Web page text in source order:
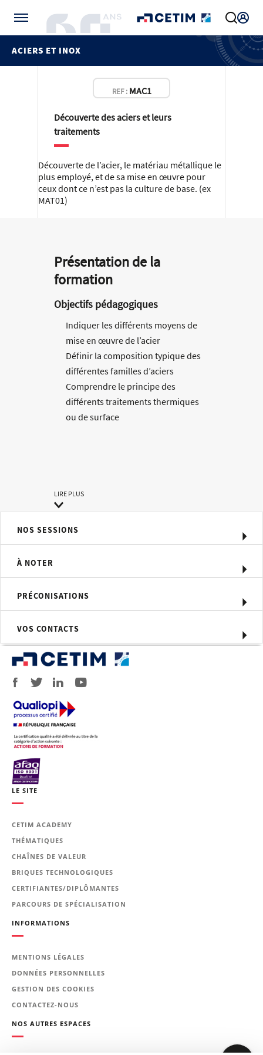
ACIERS ET INOX
REF : MAC1
Découverte des aciers et leurs
traitements
Découverte de l’acier, le matériau métallique le
plus employé, et de sa mise en œuvre pour
ceux dont ce n’est pas la culture de base. (ex
MAT01)
Présentation de la
formation
Objectifs pédagogiques
Indiquer les différents moyens de
mise en œuvre de l’acier
Définir la composition typique des
différentes familles d’aciers
Comprendre le principe des
différents traitements thermiques
ou de surface
Manipulation d’objets pour
comprendre les propriétés.
Compétences visées
Spécifier un acier sur un plan, une
Moyens d'évaluation
Questionnaire en fin de formation.
Profil du formateur
Formateur expert technique dans le
domaine du choix des matériaux et de
leurs traitements intervenant dans des
missions de conseils et d’assistance
technique en entreprise.
Personnel concerné
Toutes les personnes travaillant dans
Aucun prérequis technique
Le programme de la
formation
Laminage
Découpage
Emboutissage
Fonderie
Forgeage
LIRE PLUS
NOS SESSIONS
À NOTER
PRÉCONISATIONS
VOS CONTACTS
LE SITE
CETIM ACADEMY
THÉMATIQUES
CHAÎNES DE VALEUR
BRIQUES TECHNOLOGIQUES
CERTIFIANTES/DIPLÔMANTES
PARCOURS DE SPÉCIALISATION
INFORMATIONS
MENTIONS LÉGALES
DONNÉES PERSONNELLES
GESTION DES COOKIES
CONTACTEZ-NOUS
NOS AUTRES ESPACES